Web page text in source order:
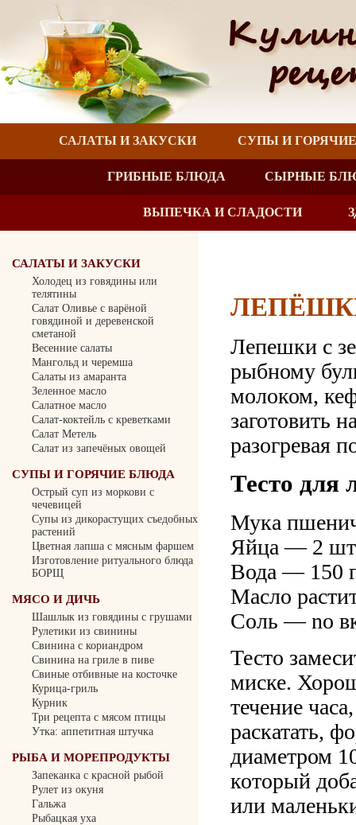
САЛАТЫ И ЗАКУСКИ СУПЫ И
ГРИБНЫЕ БЛЮДА СЫРНЫЕ
ВЫПЕЧКА И СЛАДОСТИ
САЛАТЫ И ЗАКУСКИ
Холодец из говядины или
телятины
Салат Оливье с варёной
говядиной и деревенской
сметаной
Весенние салаты
Мангольд и черемша
Салаты из амаранта
Зеленное масло
Салатное масло
Салат-коктейль с креветками
Салат Метель
Салат из запечёных овощей
СУПЫ И ГОРЯЧИЕ БЛЮДА
Острый суп из моркови с
чечевицей
Cупы из дикорастущих съедобных
растений
Цветная лапша с мясным фаршем
Изготовление ритуального блюда
БОРЩ
МЯСО И ДИЧЬ
Шашлык из говядины с грушами
Рулетики из свинины
Свинина с кориандром
Свинина на гриле в пиве
Свиные отбивные на косточке
Курица-гриль
Курник
Три рецепта с мясом птицы
Утка: аппетитная штучка
РЫБА И МОРЕПРОДУКТЫ
Запеканка с красной рыбой
Рулет из окуня
Гальжа
Рыбацкая уха
Лепешки с
рыбному
молоком,
заготовить
разогревая
Тесто для
Мука
Яйца — 2
Вода — 150
Масло
Соль — no
Тесто
миске.
течение
раскатать,
диаметром
который
или